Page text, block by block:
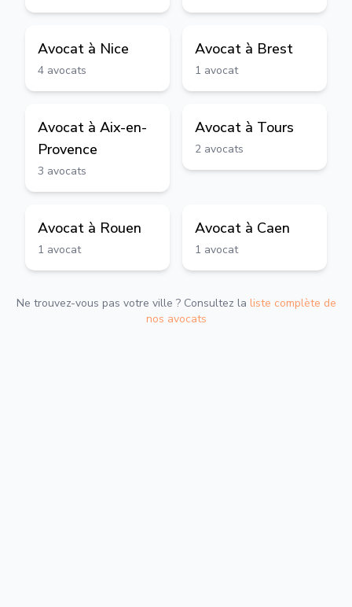
Avocat à Nice
4 avocats
Avocat à Brest
1 avocat
Avocat à Aix-en-
Provence
3 avocats
Avocat à Tours
2 avocats
Avocat à Rouen
1 avocat
Avocat à Caen
1 avocat
Ne trouvez-vous pas votre ville ? Consultez la liste complète de
nos avocats